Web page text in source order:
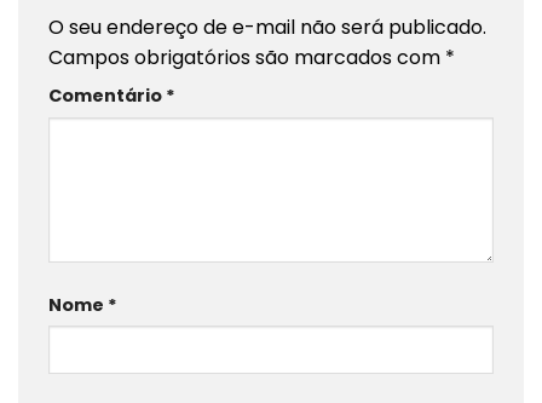
O seu endereço de e-mail não será publicado.
Campos obrigatórios são marcados com *
Comentário *
Nome *